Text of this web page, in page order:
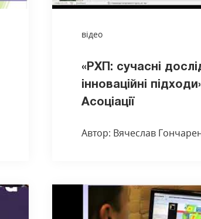
відео
«РХП: сучасні
інноваційні
Асоціації
Автор: Вячеслав